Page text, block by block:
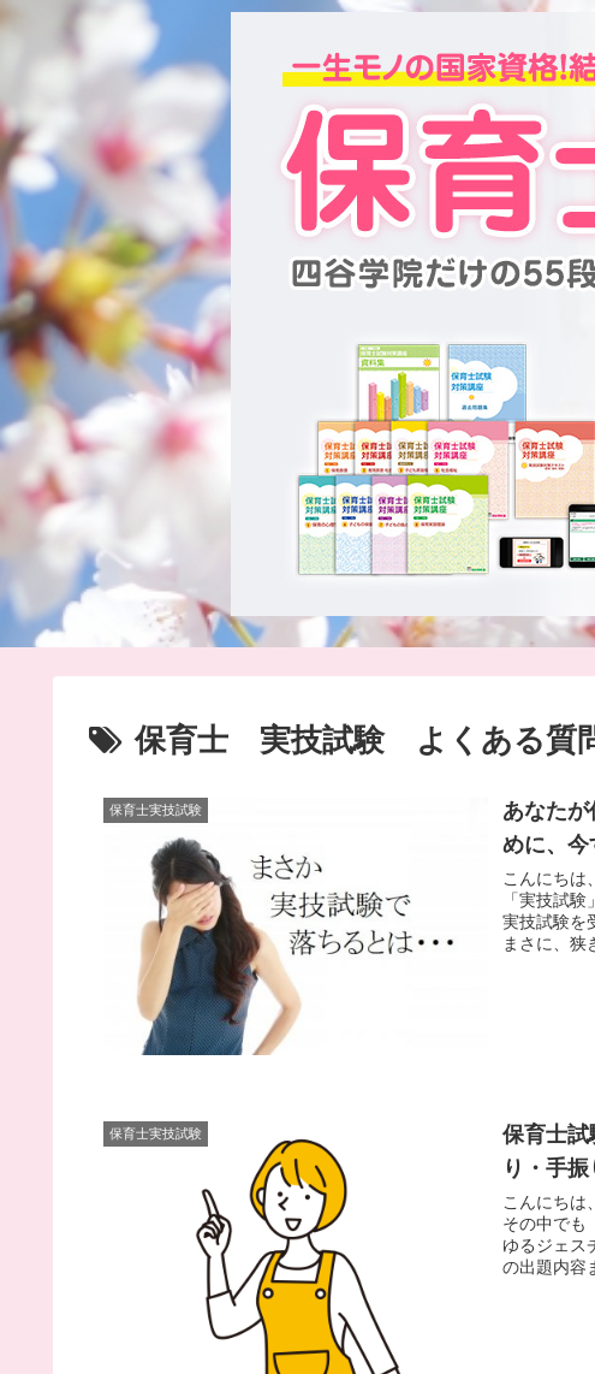
保育士 実技試験 よくある質
保育士実技試験
あなた
めに、今
こんにちは
「実技試
実技試験を
まさに、狭
保育士実技試験
保育士
り・手
こんにちは
その中でも
ゆるジェス
の出題内容